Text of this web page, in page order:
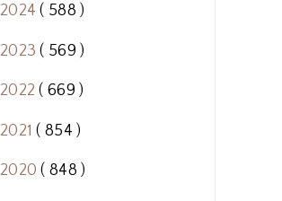
2024( 588 )
2023( 569 )
2022( 669 )
2021( 854 )
2020( 848 )